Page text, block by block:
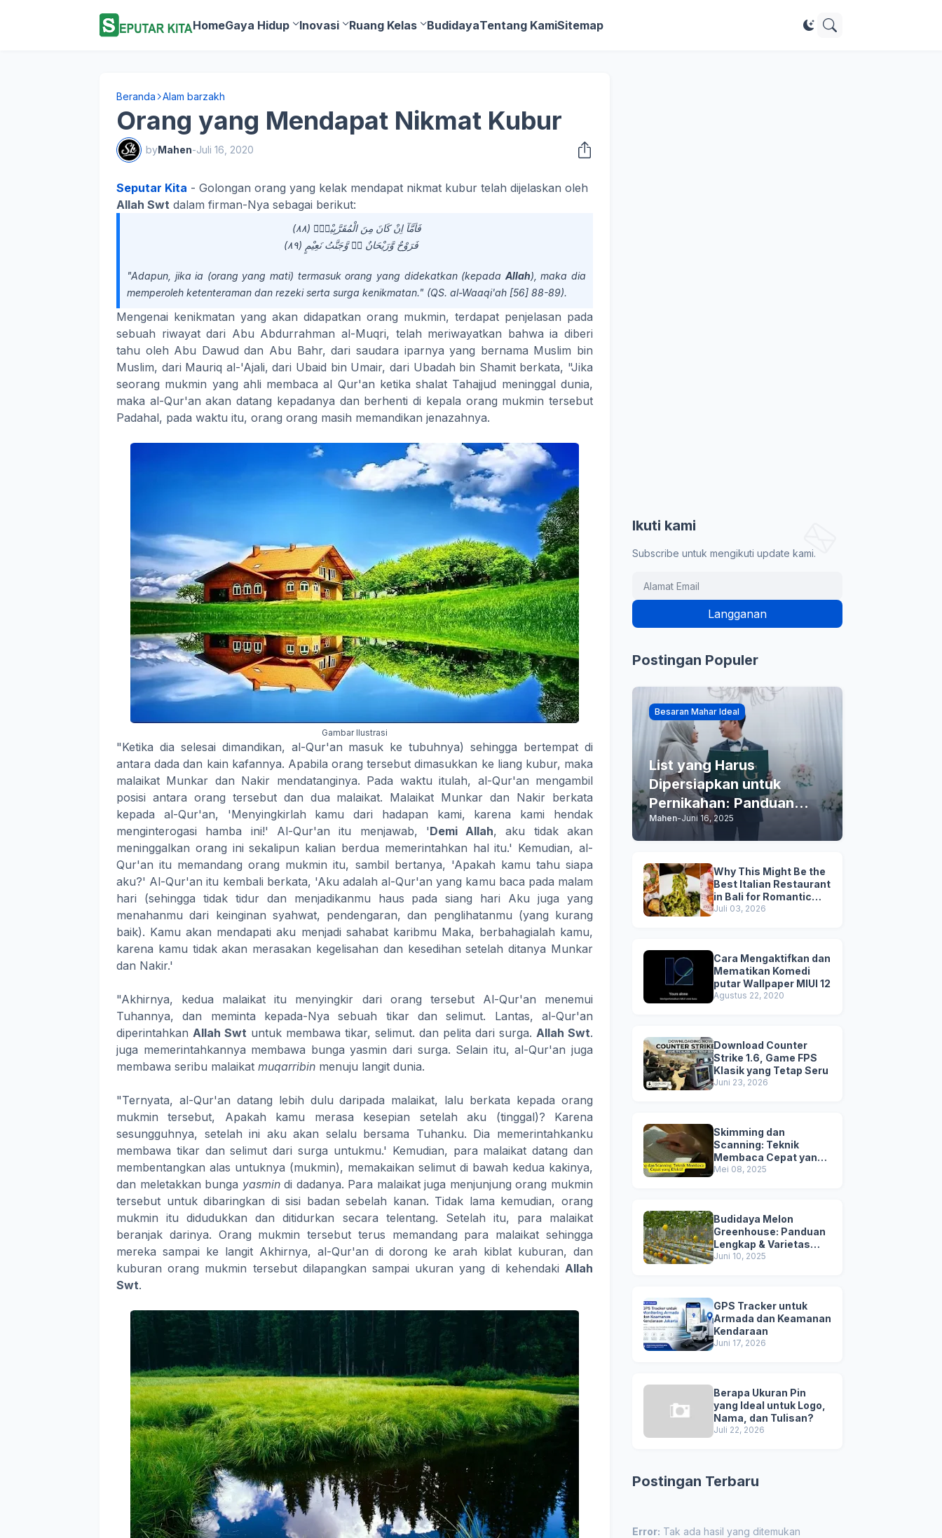
HomeGaya Hidup Inovasi Ruang Kelas BudidayaTentang KamiSitemap
Beranda Alam barzakh
Orang yang Mendapat Nikmat Kubur
byMahen-Juli 16, 2020
Seputar Kita - Golongan orang yang kelak mendapat nikmat kubur telah dijelaskan oleh
Allah Swt dalam firman-Nya sebagai berikut:
فَاَمَّآ اِنْ كَانَ مِنَ الْمُقَرَّبِيْنَۙ (٨٨)
فَرَوْحٌ وَّرَيْحَانٌ ەۙ وَّجَنَّتُ نَعِيْمٍ (٨٩)
"Adapun, jika ia (orang yang mati) termasuk orang yang didekatkan (kepada Allah), maka dia
memperoleh ketenteraman dan rezeki serta surga kenikmatan." (QS. al-Waaqi'ah [56] 88-89).
Mengenai kenikmatan yang akan didapatkan orang mukmin, terdapat penjelasan pada
sebuah riwayat dari Abu Abdurrahman al-Muqri, telah meriwayatkan bahwa ia diberi
tahu oleh Abu Dawud dan Abu Bahr, dari saudara iparnya yang bernama Muslim bin
Muslim, dari Mauriq al-'Ajali, dari Ubaid bin Umair, dari Ubadah bin Shamit berkata, "Jika
seorang mukmin yang ahli membaca al Qur'an ketika shalat Tahajjud meninggal dunia,
maka al-Qur'an akan datang kepadanya dan berhenti di kepala orang mukmin tersebut
Padahal, pada waktu itu, orang orang masih memandikan jenazahnya.
Gambar Ilustrasi
"Ketika dia selesai dimandikan, al-Qur'an masuk ke tubuhnya) sehingga bertempat di
antara dada dan kain kafannya. Apabila orang tersebut dimasukkan ke liang kubur, maka
malaikat Munkar dan Nakir mendatanginya. Pada waktu itulah, al-Qur'an mengambil
posisi antara orang tersebut dan dua malaikat. Malaikat Munkar dan Nakir berkata
kepada al-Qur'an, 'Menyingkirlah kamu dari hadapan kami, karena kami hendak
menginterogasi hamba ini!' Al-Qur'an itu menjawab, 'Demi Allah, aku tidak akan
meninggalkan orang ini sekalipun kalian berdua memerintahkan hal itu.' Kemudian, al-
Qur'an itu memandang orang mukmin itu, sambil bertanya, 'Apakah kamu tahu siapa
aku?' Al-Qur'an itu kembali berkata, 'Aku adalah al-Qur'an yang kamu baca pada malam
hari (sehingga tidak tidur dan menjadikanmu haus pada siang hari Aku juga yang
menahanmu dari keinginan syahwat, pendengaran, dan penglihatanmu (yang kurang
baik). Kamu akan mendapati aku menjadi sahabat karibmu Maka, berbahagialah kamu,
karena kamu tidak akan merasakan kegelisahan dan kesedihan setelah ditanya Munkar
dan Nakir.'
"Akhirnya, kedua malaikat itu menyingkir dari orang tersebut Al-Qur'an menemui
Tuhannya, dan meminta kepada-Nya sebuah tikar dan selimut. Lantas, al-Qur'an
diperintahkan Allah Swt untuk membawa tikar, selimut. dan pelita dari surga. Allah Swt.
juga memerintahkannya membawa bunga yasmin dari surga. Selain itu, al-Qur'an juga
membawa seribu malaikat muqarribin menuju langit dunia.
"Ternyata, al-Qur'an datang lebih dulu daripada malaikat, lalu berkata kepada orang
mukmin tersebut, Apakah kamu merasa kesepian setelah aku (tinggal)? Karena
sesungguhnya, setelah ini aku akan selalu bersama Tuhanku. Dia memerintahkanku
membawa tikar dan selimut dari surga untukmu.' Kemudian, para malaikat datang dan
membentangkan alas untuknya (mukmin), memakaikan selimut di bawah kedua kakinya,
dan meletakkan bunga yasmindi dadanya. Para malaikat juga menjunjung orang mukmin
tersebut untuk dibaringkan di sisi badan sebelah kanan. Tidak lama kemudian, orang
mukmin itu didudukkan dan ditidurkan secara telentang. Setelah itu, para malaikat
beranjak darinya. Orang mukmin tersebut terus memandang para malaikat sehingga
mereka sampai ke langit Akhirnya, al-Qur'an di dorong ke arah kiblat kuburan, dan
kuburan orang mukmin tersebut dilapangkan sampai ukuran yang di kehendaki Allah
Swt.
Ikuti kami
Subscribe untuk mengikuti update kami.
Postingan Populer
Besaran Mahar Ideal
List yang Harus
Dipersiapkan untuk
Pernikahan: Panduan
Praktis Anda
Mahen-Juni 16, 2025
Why This Might Be the
Best Italian Restaurant
in Bali for Romantic
Dinner, Family Dinner,
Juli 03, 2026
Cara Mengaktifkan dan
Mematikan Komedi
putar Wallpaper MIUI 12
Agustus 22, 2020
Download Counter
Strike 1.6, Game FPS
Klasik yang Tetap Seru
Juni 23, 2026
Skimming dan
Scanning: Teknik
Membaca Cepat yang
Efektif
Mei 08, 2025
Budidaya Melon
Greenhouse: Panduan
Lengkap & Varietas
Unggul
Juni 10, 2025
GPS Tracker untuk
Armada dan Keamanan
Kendaraan
Juni 17, 2026
Berapa Ukuran Pin
yang Ideal untuk Logo,
Nama, dan Tulisan?
Juli 22, 2026
Postingan Terbaru
Error: Tak ada hasil yang ditemukan